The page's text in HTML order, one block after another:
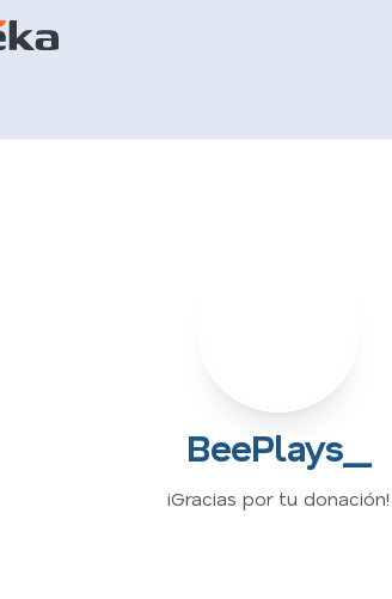
BeePlays__
¡Gracias por tu donación!